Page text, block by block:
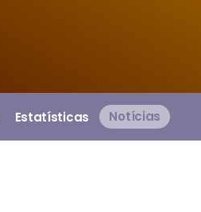
Estatísticas Notícias